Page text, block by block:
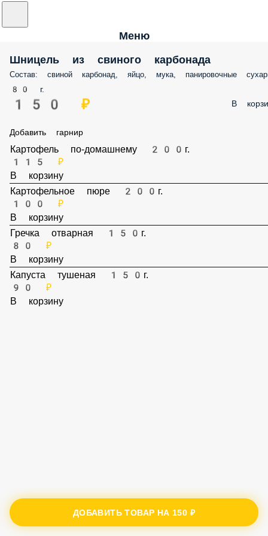
Меню
Шницель из свиного карбонада
Состав: свиной карбонад, яйцо, мука, панировочные
80 г.
150 ₽ В
Добавить гарнир
Картофель по-домашнему 200г.
115 ₽
В корзину
Картофельное пюре 200г.
100 ₽
В корзину
Гречка отварная 150г.
80 ₽
В корзину
Капуста тушеная 150г.
ДОБАВИТЬ ТОВАР НА 150 ₽